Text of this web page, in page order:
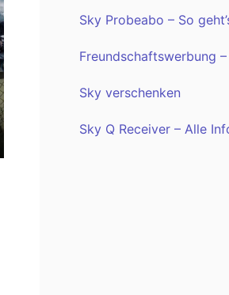
Sky Probeabo – So
Freundschaftswerbung
Sky verschenken
Sky Q Receiver – Alle